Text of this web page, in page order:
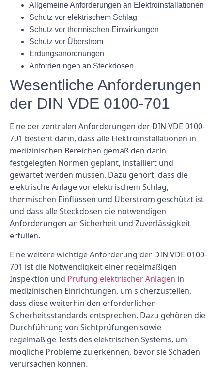
Allgemeine Anforderungen an Elektroinstallationen
Schutz vor elektrischem Schlag
Schutz vor thermischen Einwirkungen
Schutz vor Überstrom
Erdungsanordnungen
Anforderungen an Steckdosen
Wesentliche Anforderungen
der DIN VDE 0100-701
Eine der zentralen Anforderungen der DIN VDE 0100-
701 besteht darin, dass alle Elektroinstallationen in
medizinischen Bereichen gemäß den darin
festgelegten Normen geplant, installiert und
gewartet werden müssen. Dazu gehört, dass die
elektrische Anlage vor elektrischem Schlag,
thermischen Einflüssen und Überstrom geschützt ist
und dass alle Steckdosen die notwendigen
Anforderungen an Sicherheit und Zuverlässigkeit
erfüllen.
Eine weitere wichtige Anforderung der DIN VDE 0100-
701 ist die Notwendigkeit einer regelmäßigen
Inspektion und Prüfung elektrischer Anlagen in
medizinischen Einrichtungen, um sicherzustellen,
dass diese weiterhin den erforderlichen
Sicherheitsstandards entsprechen. Dazu gehören die
Durchführung von Sichtprüfungen sowie
regelmäßige Tests des elektrischen Systems, um
mögliche Probleme zu erkennen, bevor sie Schäden
verursachen können.